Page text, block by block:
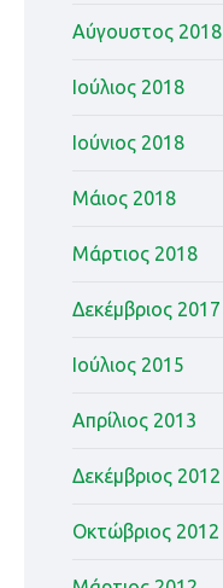
Αύγουστος 2018
Ιούλιος 2018
Ιούνιος 2018
Μάιος 2018
Μάρτιος 2018
Δεκέμβριος 2017
Ιούλιος 2015
Απρίλιος 2013
Δεκέμβριος 2012
Οκτώβριος 2012